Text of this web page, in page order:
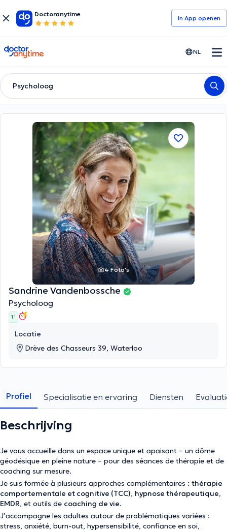
Doctoranytime
In App openen
doctoranytime NL
Psycholoog
4 Foto's
Sandrine Vandenbossche
Psycholoog
1 '
Locatie
Drève des Chasseurs 39, Waterloo
Profiel Specialisatie en ervaring Diensten
Beschrijving
Je vous accueille dans un espace unique et apaisant – un dôme
géodésique en pleine nature – pour des séances de thérapie et de
coaching sur mesure.
Je suis formée à plusieurs approches complémentaires : thérapie
comportementale et cognitive (TCC), hypnose thérapeutique,
EMDR, et outils de coaching de vie.
J’accompagne les adultes autour de problématiques variées :
stress, anxiété, burn-out, hypersensibilité, confiance en soi,